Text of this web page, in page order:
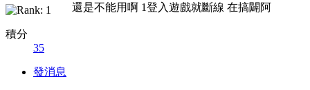
積分
35
發消息
還是不能用啊 1登入遊戲就斷線 在搞闢阿